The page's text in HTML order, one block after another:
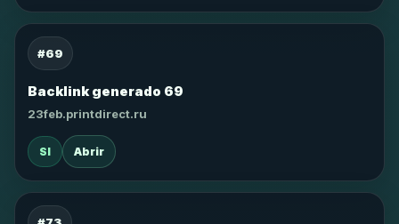
#69
Backlink generado 69
23feb.printdirect.ru
SI Abrir